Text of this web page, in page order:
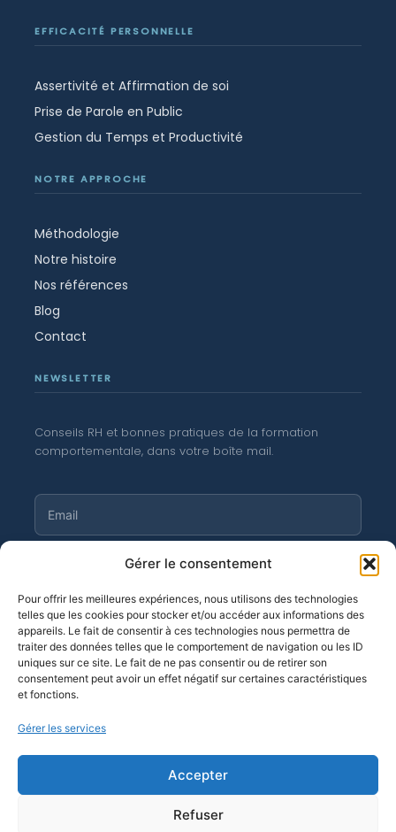
Gérer le consentement
Pour offrir les meilleures expériences, nous utilisons des technologies
telles que les cookies pour stocker et/ou accéder aux informations des
appareils. Le fait de consentir à ces technologies nous permettra de
traiter des données telles que le comportement de navigation ou les ID
uniques sur ce site. Le fait de ne pas consentir ou de retirer son
consentement peut avoir un effet négatif sur certaines caractéristiques
et fonctions.
Gérer les services
Accepter
Refuser
EFFICACITÉ PERSONNELLE
Assertivité et Affirmation de soi
Prise de Parole en Public
Gestion du Temps et Productivité
NOTRE APPROCHE
Méthodologie
Notre histoire
Nos références
Blog
Contact
NEWSLETTER
Conseils RH et bonnes pratiques de la formation
comportementale, dans votre boîte mail.
S'abonner
©Moortgat 2026· OF n° 11 94 04 256 94